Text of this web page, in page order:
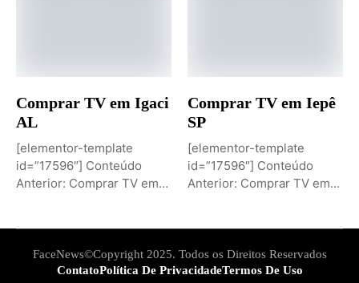
Comprar TV em Igaci
AL
[elementor-template
id=”17596″] Conteúdo
Anterior: Comprar TV em
Comprar TV em Iepê
SP
[elementor-template
id=”17596″] Conteúdo
Anterior: Comprar TV em
FaceNews©Copyright 2025. Todos os Direitos Reservados
ContatoPolítica De PrivacidadeTermos De Uso